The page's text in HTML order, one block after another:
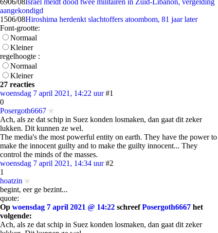
6906/08Israël meldt dood twee militairen in Zuid-Libanon, vergelding
aangekondigd
1506/08Hiroshima herdenkt slachtoffers atoombom, 81 jaar later
Font-grootte:
Normaal
Kleiner
regelhoogte :
Normaal
Kleiner
27 reacties
woensdag 7 april 2021, 14:22 uur #1
0
Posergoth6667
Ach, als ze dat schip in Suez konden losmaken, dan gaat dit zeker
lukken. Dit kunnen ze wel.
The media's the most powerful entity on earth. They have the power to
make the innocent guilty and to make the guilty innocent... They
control the minds of the masses.
woensdag 7 april 2021, 14:34 uur #2
1
hoatzin
begint, eer ge bezint...
quote:
Op woensdag 7 april 2021 @ 14:22 schreefPosergoth6667 het
volgende:
Ach, als ze dat schip in Suez konden losmaken, dan gaat dit zeker